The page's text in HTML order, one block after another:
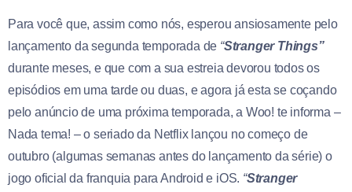
Para você que, assim como nós, esperou ansiosamente pelo
lançamento da segunda temporada de “Stranger Things”
durante meses, e que com a sua estreia devorou todos os
episódios em uma tarde ou duas, e agora já esta se coçando
pelo anúncio de uma próxima temporada, a Woo! te informa –
Nada tema! – o seriado da Netflix lançou no começo de
outubro (algumas semanas antes do lançamento da série) o
jogo oficial da franquia para Android e iOS. “Stranger